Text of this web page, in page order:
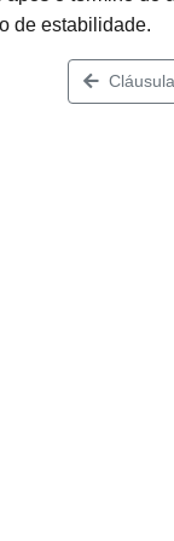
de estabilidade.